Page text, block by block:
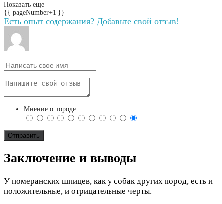
Показать еще
{{ pageNumber+1 }}
Есть опыт содержания? Добавьте свой отзыв!
Мнение о породе
Заключение и выводы
У померанских шпицев, как у собак других пород, есть и
положительные, и отрицательные черты.